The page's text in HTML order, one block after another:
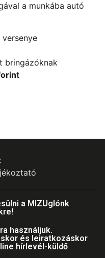
a munkába autó
bringázóknak
a MIZUglónk
használjuk.
és leiratkozáskor
hírlevél-küldő